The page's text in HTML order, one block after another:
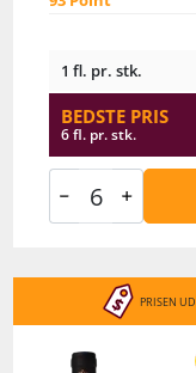
1 fl. pr. stk.
BEDSTE PRIS
6 fl. pr. stk.
PRISEN